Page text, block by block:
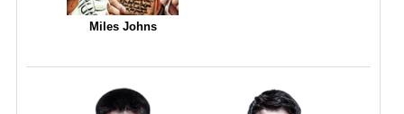
Miles Johns